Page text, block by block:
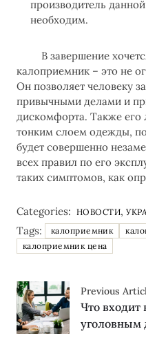
производитель
необходим.
В завершение хочется
калоприемник – это не
Он позволяет человеку
привычными делами и
дискомфорта. Также его
тонким слоем одежды,
будет совершенно
всех правил по его
таких симптомов, как
Categories: НОВОСТИ,
Tags: калоприемник
калоприемник цена
Previous
Что входит
уголовным